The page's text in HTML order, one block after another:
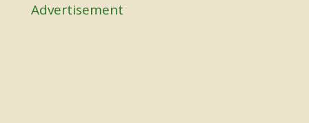
Advertisement